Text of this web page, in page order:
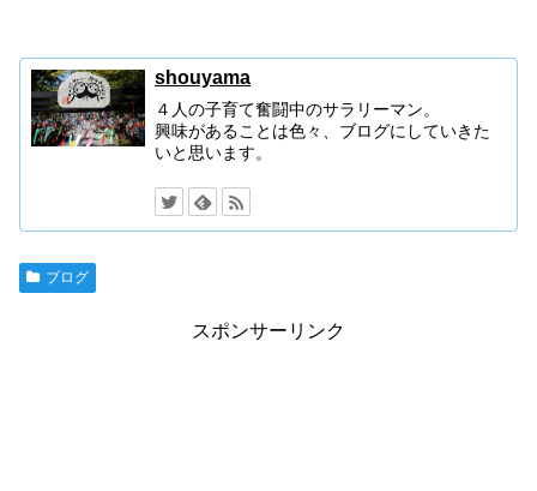
shouyama
４人の子育て奮闘中のサラリーマン。
興味があることは色々、ブログにしていきた
いと思います。
ブログ
スポンサーリンク